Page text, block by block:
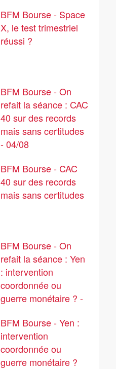
BFM Bourse - Space
X, le test trimestriel
réussi ?
BFM Bourse - On
refait la séance : CAC
40 sur des records
mais sans certitudes
- 04/08
BFM Bourse - CAC
40 sur des records
mais sans certitudes
BFM Bourse - On
refait la séance : Yen
: intervention
coordonnée ou
guerre monétaire ? -
BFM Bourse - Yen :
intervention
coordonnée ou
guerre monétaire ?